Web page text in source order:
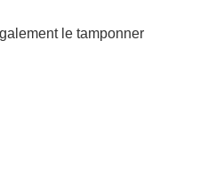
le tamponner